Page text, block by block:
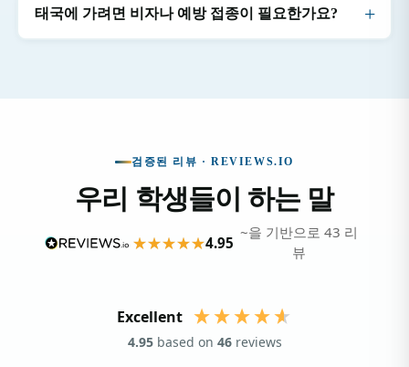
태국에 가려면 비자나 예방 접종이 필요한가요?
검증된 리뷰 · REVIEWS.IO
우리 학생들이 하는 말
4.95
~을 기반으로 43 리
뷰
Excellent
4.95 based on 46 reviews